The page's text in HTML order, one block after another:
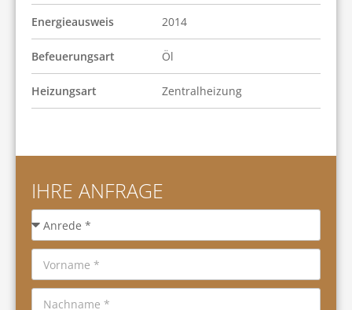
Energieausweis 2014
Befeuerungsart Öl
Heizungsart Zentralheizung
IHRE ANFRAGE